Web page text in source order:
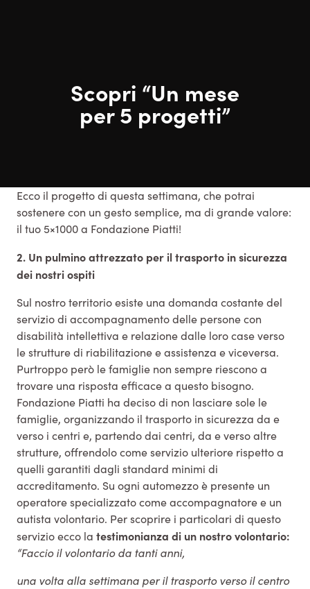
Scopri “Un mese
per 5 progetti”
Ecco il progetto di questa settimana, che potrai
sostenere con un gesto semplice, ma di grande valore:
il tuo 5×1000 a Fondazione Piatti!
2. Un pulmino attrezzato per il trasporto in sicurezza
dei nostri ospiti
Sul nostro territorio esiste una domanda costante del
servizio di accompagnamento delle persone con
disabilità intellettiva e relazione dalle loro case verso
le strutture di riabilitazione e assistenza e viceversa.
Purtroppo però le famiglie non sempre riescono a
trovare una risposta efficace a questo bisogno.
Fondazione Piatti ha deciso di non lasciare sole le
famiglie, organizzando il trasporto in sicurezza da e
verso i centri e, partendo dai centri, da e verso altre
strutture, offrendolo come servizio ulteriore rispetto a
quelli garantiti dagli standard minimi di
accreditamento. Su ogni automezzo è presente un
operatore specializzato come accompagnatore e un
autista volontario. Per scoprire i particolari di questo
servizio ecco la testimonianza di un nostro volontario:
“Faccio il volontario da tanti anni,
una volta alla settimana per il trasporto verso il centro